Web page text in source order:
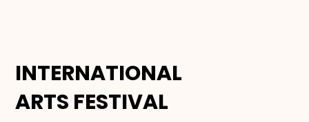
INTERNATIONAL
ARTS FESTIVAL